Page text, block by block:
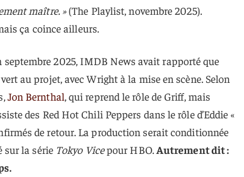
maître. »(The Playlist, novembre 2025).
ça coince ailleurs.
septembre 2025, IMDB News avait rapporté que
au projet, avec Wright à la mise en scène. Selon
Jon Bernthal, qui reprend le rôle de Griff, mais
des Red Hot Chili Peppers dans le rôle d’Eddie «
de retour. La production serait conditionnée
sur la série Tokyo Vicepour HBO.Autrement dit :